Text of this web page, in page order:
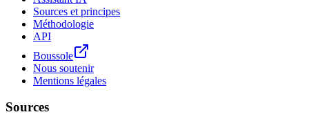
Sources et principes
Méthodologie
API
Boussole
Nous soutenir
Mentions légales
Sources